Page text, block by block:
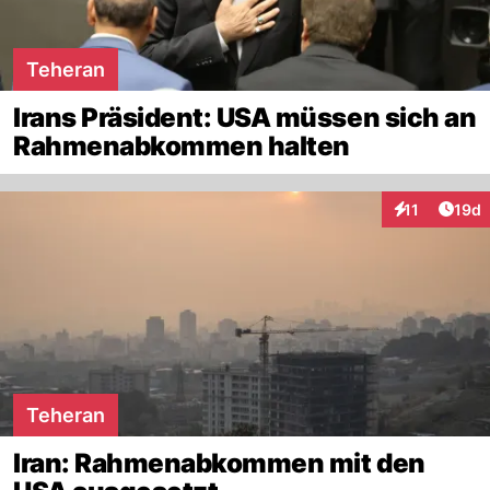
Teheran
Irans Präsident: USA müssen sich an
Rahmenabkommen halten
11
Interaktionen
19d
Teheran
Iran: Rahmenabkommen mit den